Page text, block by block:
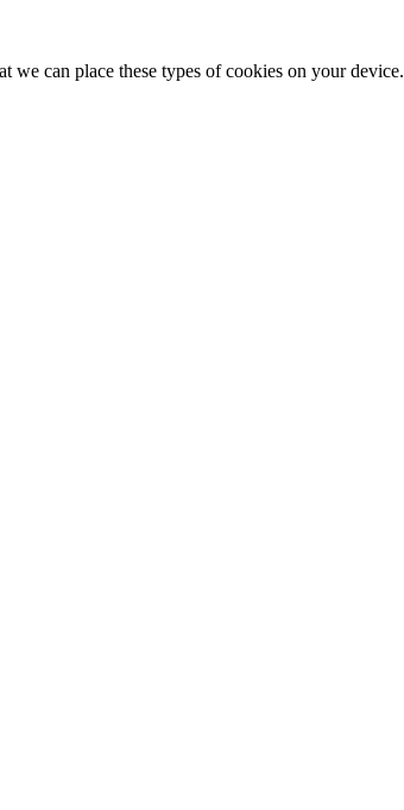
we can place these types of cookies on your device.